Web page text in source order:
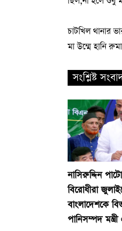
চাটখিল থানার
মা উম্মে হানি
সংশ্লিষ্ট
নাসিরুদ্দিন
বিরোধীরা
বাংলাদেশকে
পানিসম্পদ মন্ত্রী